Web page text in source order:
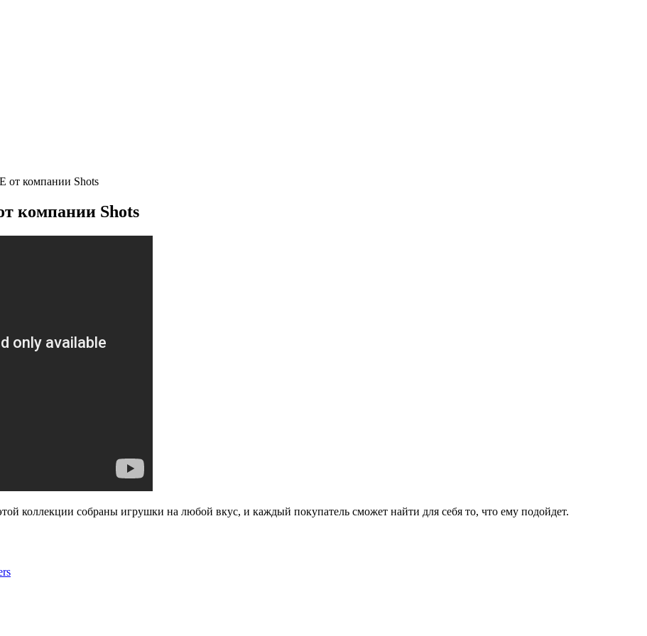
от компании Shots
компании Shots
коллекции собраны игрушки на любой вкус, и каждый покупатель сможет найти для себя то, что ему подойдет.